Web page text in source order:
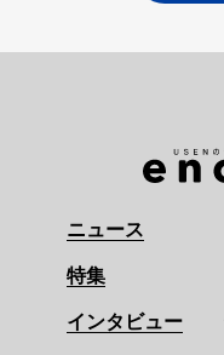
ニュース
特集
インタビュー